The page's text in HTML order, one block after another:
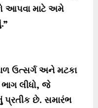
આપવા માટે અમે
ઉત્સર્ગ અને મટકા
લીધો, જે
છે. સમારંભ